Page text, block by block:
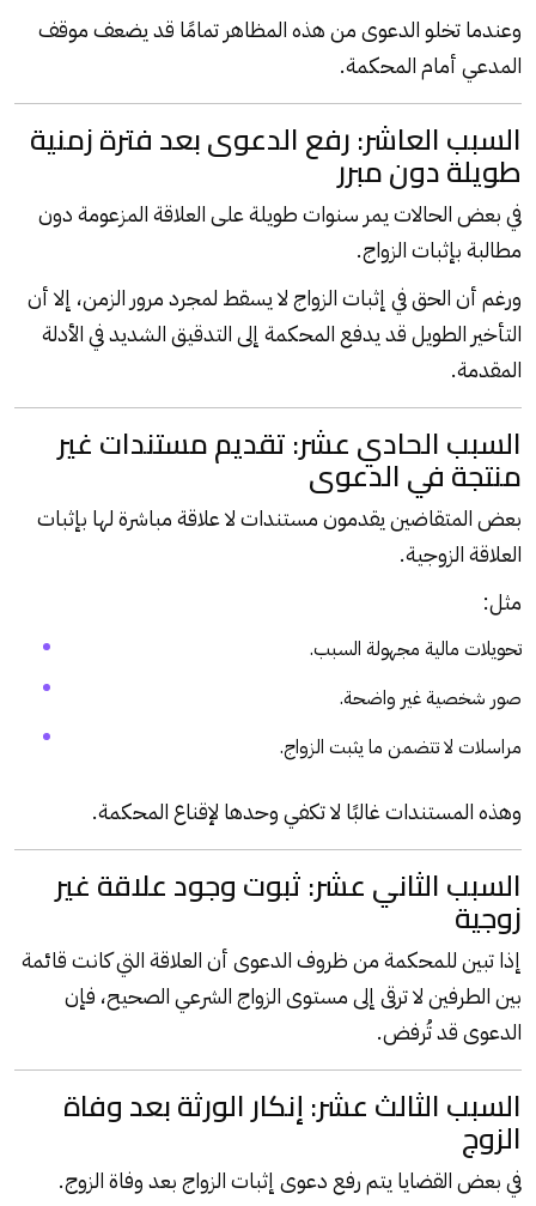
وعندما تخلو الدعوى من هذه المظاهر تمامًا قد يضعف موقف
المدعي أمام المحكمة.
السبب العاشر: رفع الدعوى بعد فترة زمنية
طويلة دون مبرر
في بعض الحالات يمر سنوات طويلة على العلاقة المزعومة دون
مطالبة بإثبات الزواج.
ورغم أن الحق في إثبات الزواج لا يسقط لمجرد مرور الزمن، إلا أن
التأخير الطويل قد يدفع المحكمة إلى التدقيق الشديد في الأدلة
المقدمة.
السبب الحادي عشر: تقديم مستندات غير
منتجة في الدعوى
بعض المتقاضين يقدمون مستندات لا علاقة مباشرة لها بإثبات
العلاقة الزوجية.
مثل:
تحويلات مالية مجهولة السبب.
صور شخصية غير واضحة.
مراسلات لا تتضمن ما يثبت الزواج.
وهذه المستندات غالبًا لا تكفي وحدها لإقناع المحكمة.
السبب الثاني عشر: ثبوت وجود علاقة غير
زوجية
إذا تبين للمحكمة من ظروف الدعوى أن العلاقة التي كانت قائمة
بين الطرفين لا ترقى إلى مستوى الزواج الشرعي الصحيح، فإن
الدعوى قد تُرفض.
السبب الثالث عشر: إنكار الورثة بعد وفاة
الزوج
في بعض القضايا يتم رفع دعوى إثبات الزواج بعد وفاة الزوج.